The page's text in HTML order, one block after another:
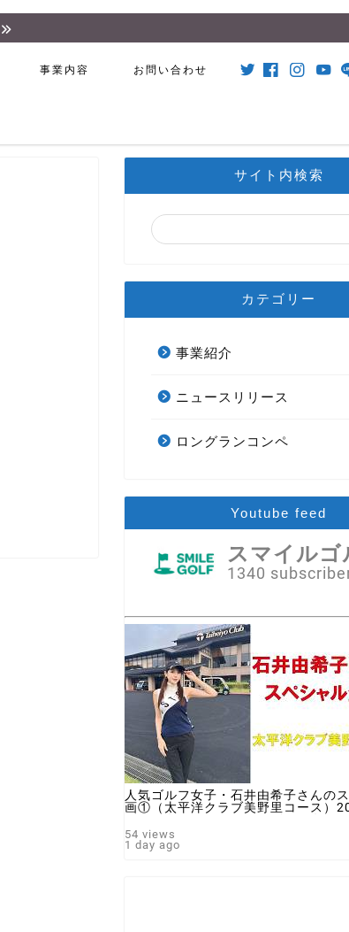
事業内容 お問い合わせ
サイト内検索
カテゴリー
事業紹介
ニュースリリース
ロングランコンペ
Youtube feed
スマイルゴ
1340
人気ゴルフ女子・石井由希子さんの
画①（太平洋クラブ美野里コース）
画 ♯スマイルゴルフ
54 views
1 day ago